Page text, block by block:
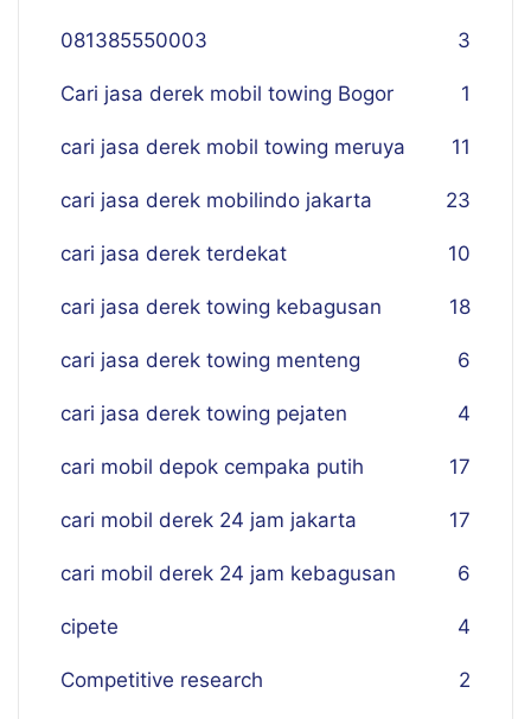
081385550003 3
Cari jasa derek mobil towing Bogor 1
cari jasa derek mobil towing meruya 11
cari jasa derek mobilindo jakarta 23
cari jasa derek terdekat 10
cari jasa derek towing kebagusan 18
cari jasa derek towing menteng 6
cari jasa derek towing pejaten 4
cari mobil depok cempaka putih 17
cari mobil derek 24 jam jakarta 17
cari mobil derek 24 jam kebagusan 6
cipete 4
Competitive research 2